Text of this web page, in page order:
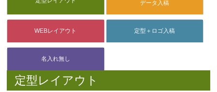
定型レイアウト